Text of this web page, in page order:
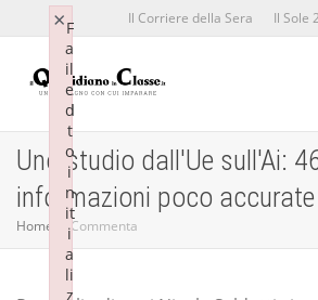
Il Corriere della Sera Il Sole
Uno studio dall'Ue sull'Ai:
informazioni poco accurate
Home Commenta
F
a
il
e
d
t
o
i
n
it
i
a
li
z
×F
a
il
e
d
t
o
i
n
it
i
a
li
z
×